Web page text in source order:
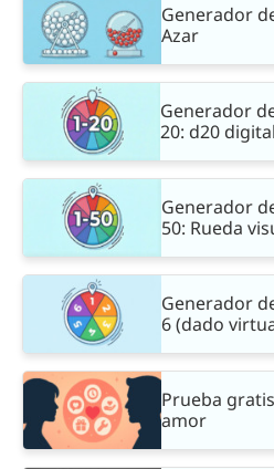
Generador
Azar
Generador
20: d20 digital
Generador
50: Rueda
Generador
6 (dado
Prueba
amor